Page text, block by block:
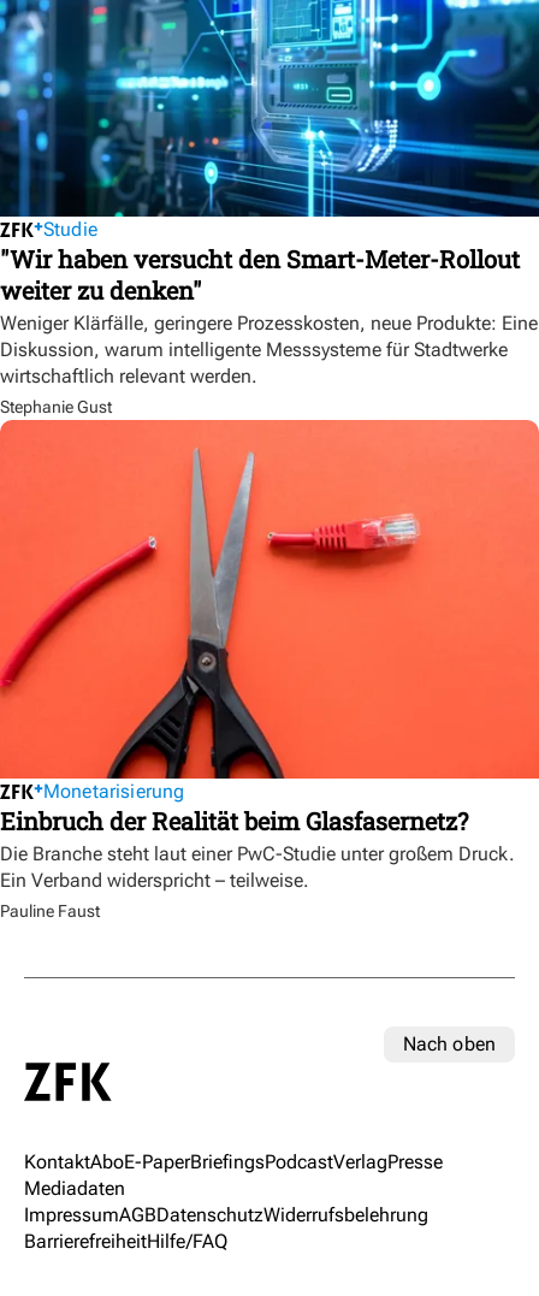
Studie
"Wir haben versucht den Smart-Meter-Rollout
weiter zu denken"
Weniger Klärfälle, geringere Prozesskosten, neue Produkte: Eine
Diskussion, warum intelligente Messsysteme für Stadtwerke
wirtschaftlich relevant werden.
Stephanie Gust
Monetarisierung
Einbruch der Realität beim Glasfasernetz?
Die Branche steht laut einer PwC-Studie unter großem Druck.
Ein Verband widerspricht – teilweise.
Pauline Faust
Nach oben
KontaktAboE-PaperBriefingsPodcastVerlagPresse
Mediadaten
ImpressumAGBDatenschutzWiderrufsbelehrung
BarrierefreiheitHilfe/FAQ